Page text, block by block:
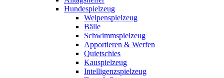
Hundespielzeug
Welpenspielzeug
Bälle
Schwimmspielzeug
Apportieren & Werfen
Quietschies
Kauspielzeug
Intelligenzspielzeug